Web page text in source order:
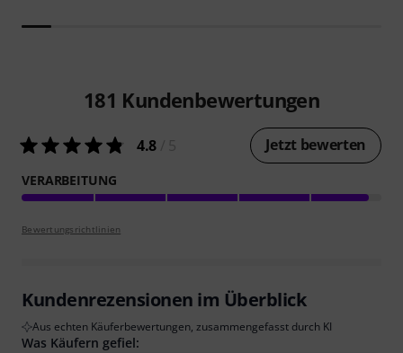
181 Kundenbewertungen
4.8 Jetzt bewerten
VERARBEITUNG
Bewertungsrichtlinien
Kundenrezensionen im Überblick
Aus echten Käuferbewertungen, zusammengefasst durch KI
Was Käufern gefiel: